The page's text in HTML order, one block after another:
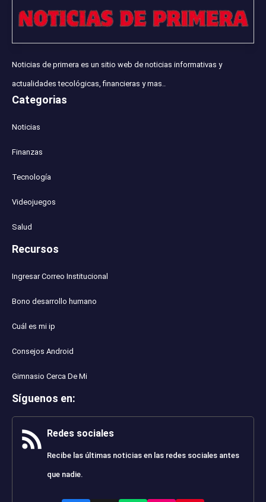
Noticias de primera es un sitio web de noticias informativas y
actualidades tecológicas, financieras y mas..
Categorias
Noticias
Finanzas
Tecnología
Videojuegos
Salud
Recursos
Ingresar Correo Institucional
Bono desarrollo humano
Cuál es mi ip
Consejos Android
Gimnasio Cerca De Mi
Síguenos en:
Redes sociales
Recibe las últimas noticias en las redes sociales antes
que nadie.